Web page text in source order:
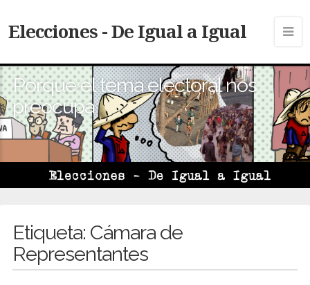
Elecciones - De Igual a Igual
Porque el tema electoral nos
preocupa
Etiqueta: Cámara de
Representantes